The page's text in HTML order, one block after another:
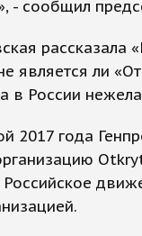
- сообщил
рассказала
является ли
в России
2017 года
Российское